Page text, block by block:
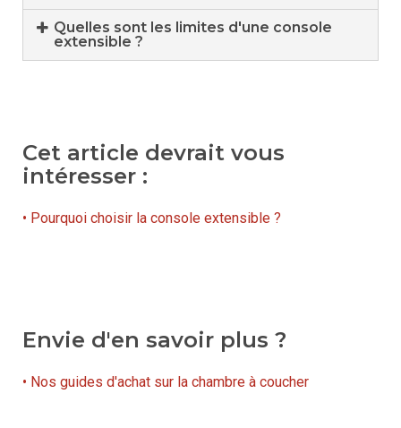
Quelles sont les limites d'une console
extensible ?
Cet article devrait vous
intéresser :
• Pourquoi choisir la console extensible ?
Envie d'en savoir plus ?
• Nos guides d'achat sur la chambre à coucher